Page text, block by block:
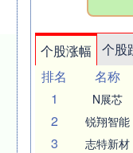
个股涨幅 个股
排名
名称
1
N展芯
2 锐翔智能
3 志特新材